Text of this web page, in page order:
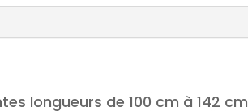
longueurs de 100 cm à 142 cm